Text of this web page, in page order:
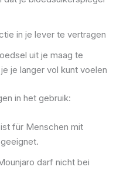
in je lever te vertragen
uit je maag te
je langer vol kunt voelen
in het gebruik:
für Menschen mit
darf nicht bei